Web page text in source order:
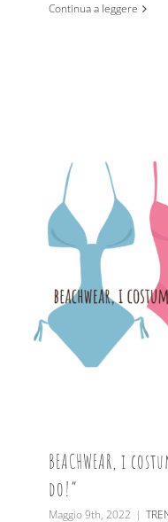
Continua a leggere
BEACHWEAR, i
do!”
Maggio 9th, 2022 |